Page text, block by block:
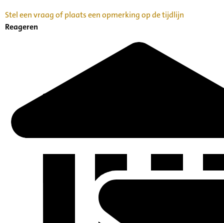
Stel een vraag of plaats een opmerking op de tijdlijn
Reageren